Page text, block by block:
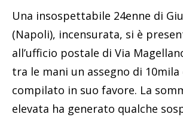
Una insospettabile 24enne di
(Napoli), incensurata, si è
all’ufficio postale di Via
tra le mani un assegno di 10mila
compilato in suo favore. La
elevata ha generato qualche